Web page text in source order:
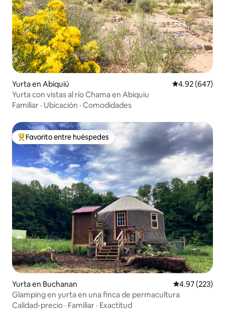
Yurta en Abiquiú Calificación
4.92 (647)
Yurta con vistas al río Chama en Abiquiu
Familiar · Ubicación · Comodidades
Favorito entre huéspedes preferido
Favorito entre huéspedes
Yurta en Buchanan Calificación
4.97 (223)
Glamping en yurta en una finca de permacultura
Calidad-precio · Familiar · Exactitud